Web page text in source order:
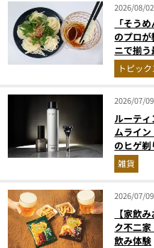
2026/08/
「そう
のプロ
ニで揃
トピック
2026/07/
ルーテ
ムライ
のヒゲ剃
雑貨
2026/07/
【家飲
ク不二
飲み体験